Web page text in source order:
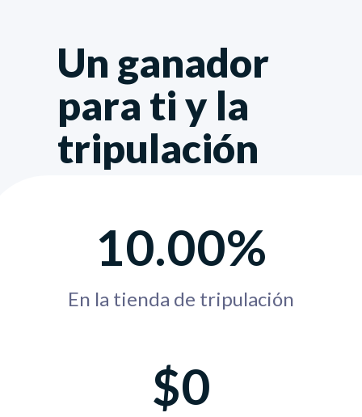
Un ganador
para ti y la
tripulación
10.00%
En la tienda de tripulación
$0